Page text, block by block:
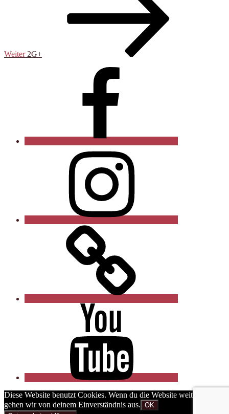
Weiter 2G+
Diese Website benutzt Cookies. Wenn du die Website weiter nutzt,
gehen wir von deinem Einverständnis aus. OK